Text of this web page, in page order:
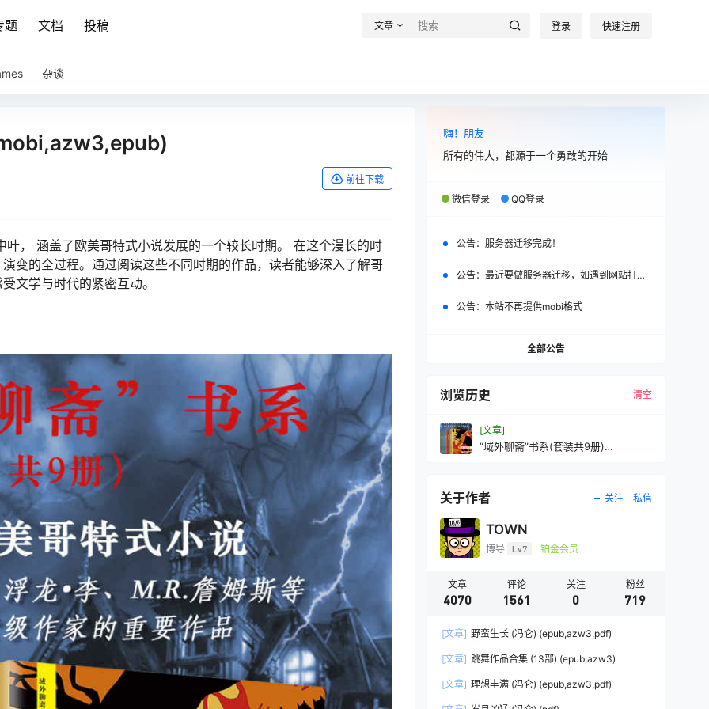
题 文档 投稿 文章 登录 快速注册
杂谈
前往下载
， 涵盖了欧美哥特式小说发展的一个较长时期。 在这个漫长的时
变的全过程。通过阅读这些不同时期的作品，读者能够深入了解哥
文学与时代的紧密互动。
嗨！朋友
所有的伟大，都源于一个勇敢的开始
微信登录 QQ登录
公告： 服务器迁移完成！
公告： 最近要做服务器迁移，如遇到网站打不开，请改日再试。
公告： 本站不再提供mobi格式
全部公告
浏览历史 清空
[文章]
“域外聊斋”书系(套装共9册)
关于作者 关注 私信
TOWN
博导 Lv7 铂金会员
文章
4070
评论
1561
关注
0
粉丝
719
[文章] 野蛮生长 (冯仑) (epub,azw3,pdf)
[文章] 跳舞作品合集 (13部) (epub,azw3)
[文章] 理想丰满 (冯仑) (epub,azw3,pdf)